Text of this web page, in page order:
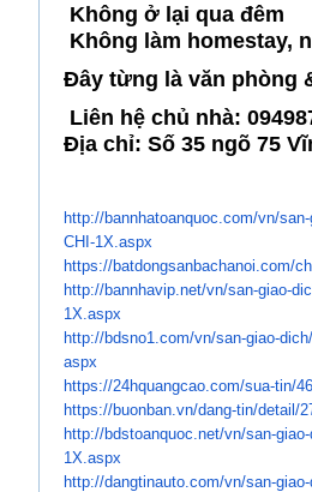
Không ở lại qua đêm
Không làm homestay,
Đây từng là văn phòng
Liên hệ chủ nhà:
Địa chỉ: Số 35 ngõ 75
http://bannhatoanquoc.com/vn/
CHI-1X.aspx
https://batdongsanbachanoi. com/
http://bannhavip.net/vn/san-giao-
1X.aspx
http://bdsno1.com/vn/san-giao-
aspx
https://24hquangcao.com/sua-tin/
https://buonban.vn/dang-tin/detail/
http://bdstoanquoc.net/vn/san-
1X.aspx
http://dangtinauto.com/vn/san-